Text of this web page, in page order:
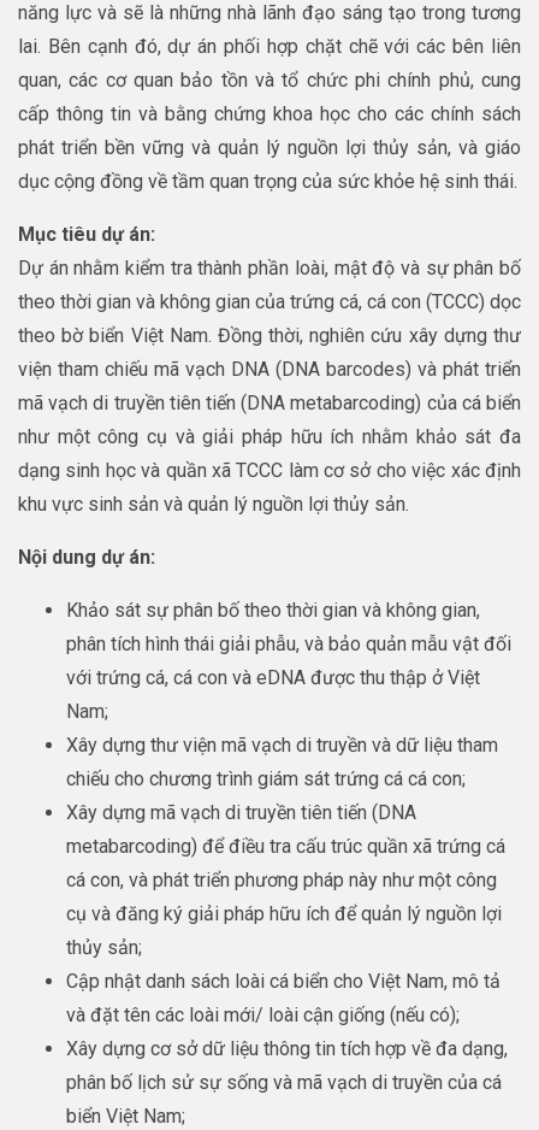
năng lực và sẽ là những nhà lãnh đạo sáng tạo trong tương
lai. Bên cạnh đó, dự án phối hợp chặt chẽ với các bên liên
quan, các cơ quan bảo tồn và tổ chức phi chính phủ, cung
cấp thông tin và bằng chứng khoa học cho các chính sách
phát triển bền vững và quản lý nguồn lợi thủy sản, và giáo
dục cộng đồng về tầm quan trọng của sức khỏe hệ sinh thái.
Mục tiêu dự án:
Dự án nhằm kiểm tra thành phần loài, mật độ và sự phân bố
theo thời gian và không gian của trứng cá, cá con (TCCC) dọc
theo bờ biển Việt Nam. Đồng thời, nghiên cứu xây dựng thư
viện tham chiếu mã vạch DNA (DNA barcodes) và phát triển
mã vạch di truyền tiên tiến (DNA metabarcoding) của cá biển
như một công cụ và giải pháp hữu ích nhằm khảo sát đa
dạng sinh học và quần xã TCCC làm cơ sở cho việc xác định
khu vực sinh sản và quản lý nguồn lợi thủy sản.
Nội dung dự án:
Khảo sát sự phân bố theo thời gian và không gian,
phân tích hình thái giải phẫu, và bảo quản mẫu vật đối
với trứng cá, cá con và eDNA được thu thập ở Việt
Nam;
Xây dựng thư viện mã vạch di truyền và dữ liệu tham
chiếu cho chương trình giám sát trứng cá cá con;
Xây dựng mã vạch di truyền tiên tiến (DNA
metabarcoding) để điều tra cấu trúc quần xã trứng cá
cá con, và phát triển phương pháp này như một công
cụ và đăng ký giải pháp hữu ích để quản lý nguồn lợi
thủy sản;
Cập nhật danh sách loài cá biển cho Việt Nam, mô tả
và đặt tên các loài mới/ loài cận giống (nếu có);
Xây dựng cơ sở dữ liệu thông tin tích hợp về đa dạng,
phân bố lịch sử sự sống và mã vạch di truyền của cá
biển Việt Nam;